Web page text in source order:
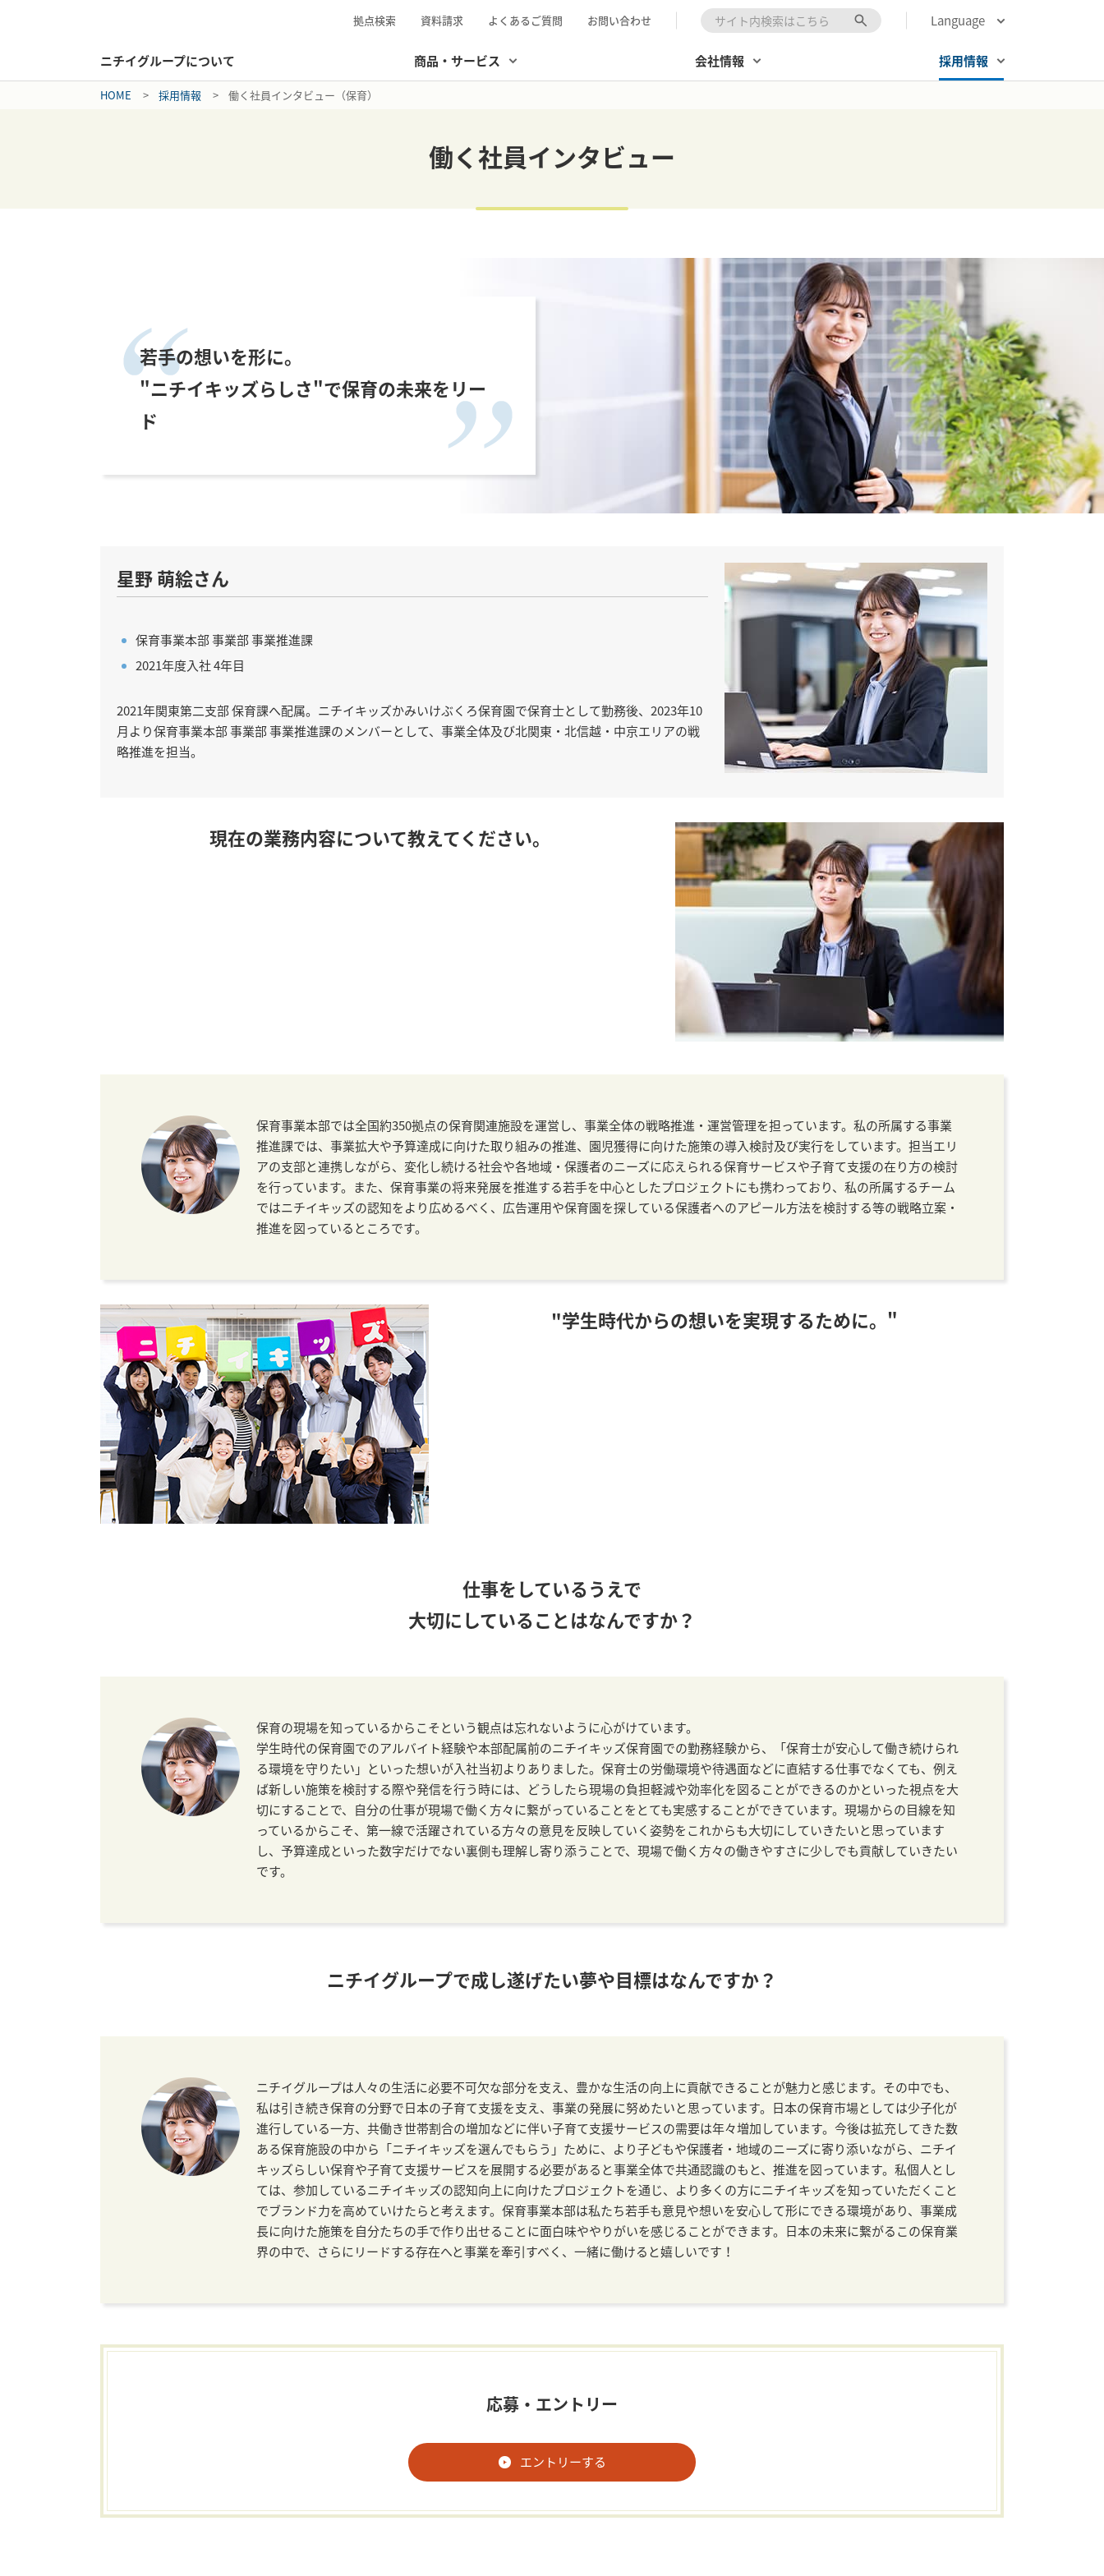
ニチイグループについて 商品・サービス 会社情報 採用情報
拠点検索 資料請求 よくあるご質問 お問い合わせ 検索キーワード入力 Language
HOME 採用情報 働く社員インタビュー（保育）
働く社員インタビュー
若手の想いを形に。
"ニチイキッズらしさ"で保育の未来をリー
ド
星野 萌絵さん
保育事業本部 事業部 事業推進課
2021年度入社 4年目
2021年関東第二支部 保育課へ配属。ニチイキッズかみいけぶくろ保育園で保育士として勤務後、2023年10
月より保育事業本部 事業部 事業推進課のメンバーとして、事業全体及び北関東・北信越・中京エリアの戦
略推進を担当。
現在の業務内容について教えてください。
保育事業本部では全国約350拠点の保育関連施設を運営し、事業全体の戦略推進・運営管理を担っています。私の所属する事業
推進課では、事業拡大や予算達成に向けた取り組みの推進、園児獲得に向けた施策の導入検討及び実行をしています。担当エリ
アの支部と連携しながら、変化し続ける社会や各地域・保護者のニーズに応えられる保育サービスや子育て支援の在り方の検討
を行っています。また、保育事業の将来発展を推進する若手を中心としたプロジェクトにも携わっており、私の所属するチーム
ではニチイキッズの認知をより広めるべく、広告運用や保育園を探している保護者へのアピール方法を検討する等の戦略立案・
推進を図っているところです。
"学生時代からの想いを実現するために。"
仕事をしているうえで
大切にしていることはなんですか？
保育の現場を知っているからこそという観点は忘れないように心がけています。
学生時代の保育園でのアルバイト経験や本部配属前のニチイキッズ保育園での勤務経験から、「保育士が安心して働き続けられ
る環境を守りたい」といった想いが入社当初よりありました。保育士の労働環境や待遇面などに直結する仕事でなくても、例え
ば新しい施策を検討する際や発信を行う時には、どうしたら現場の負担軽減や効率化を図ることができるのかといった視点を大
切にすることで、自分の仕事が現場で働く方々に繋がっていることをとても実感することができています。現場からの目線を知
っているからこそ、第一線で活躍されている方々の意見を反映していく姿勢をこれからも大切にしていきたいと思っています
し、予算達成といった数字だけでない裏側も理解し寄り添うことで、現場で働く方々の働きやすさに少しでも貢献していきたい
です。
ニチイグループで成し遂げたい夢や目標はなんですか？
ニチイグループは人々の生活に必要不可欠な部分を支え、豊かな生活の向上に貢献できることが魅力と感じます。その中でも、
私は引き続き保育の分野で日本の子育て支援を支え、事業の発展に努めたいと思っています。日本の保育市場としては少子化が
進行している一方、共働き世帯割合の増加などに伴い子育て支援サービスの需要は年々増加しています。今後は拡充してきた数
ある保育施設の中から「ニチイキッズを選んでもらう」ために、より子どもや保護者・地域のニーズに寄り添いながら、ニチイ
キッズらしい保育や子育て支援サービスを展開する必要があると事業全体で共通認識のもと、推進を図っています。私個人とし
ては、参加しているニチイキッズの認知向上に向けたプロジェクトを通じ、より多くの方にニチイキッズを知っていただくこと
でブランド力を高めていけたらと考えます。保育事業本部は私たち若手も意見や想いを安心して形にできる環境があり、事業成
長に向けた施策を自分たちの手で作り出せることに面白味ややりがいを感じることができます。日本の未来に繋がるこの保育業
界の中で、さらにリードする存在へと事業を牽引すべく、一緒に働けると嬉しいです！
応募・エントリー
エントリーする